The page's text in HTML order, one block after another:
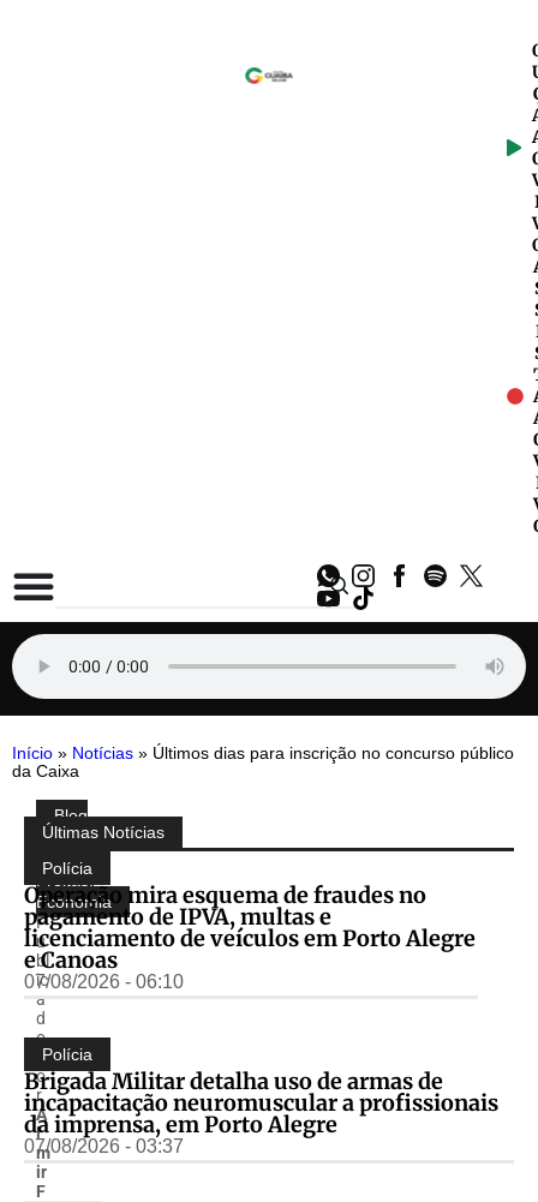
Início » Notícias » Últimos dias para inscrição no concurso público
da Caixa
Compartilhe:
Blog
do
Almir
Freitas,
Economia
P
u
bl
ic
a
d
o
p
o
r
A
l
m
ir
F
Últimas Notícias
Polícia
Operação mira esquema de fraudes no
pagamento de IPVA, multas e
licenciamento de veículos em Porto Alegre
e Canoas
07/08/2026 - 06:10
Polícia
Brigada Militar detalha uso de armas de
incapacitação neuromuscular a profissionais
da imprensa, em Porto Alegre
07/08/2026 - 03:37